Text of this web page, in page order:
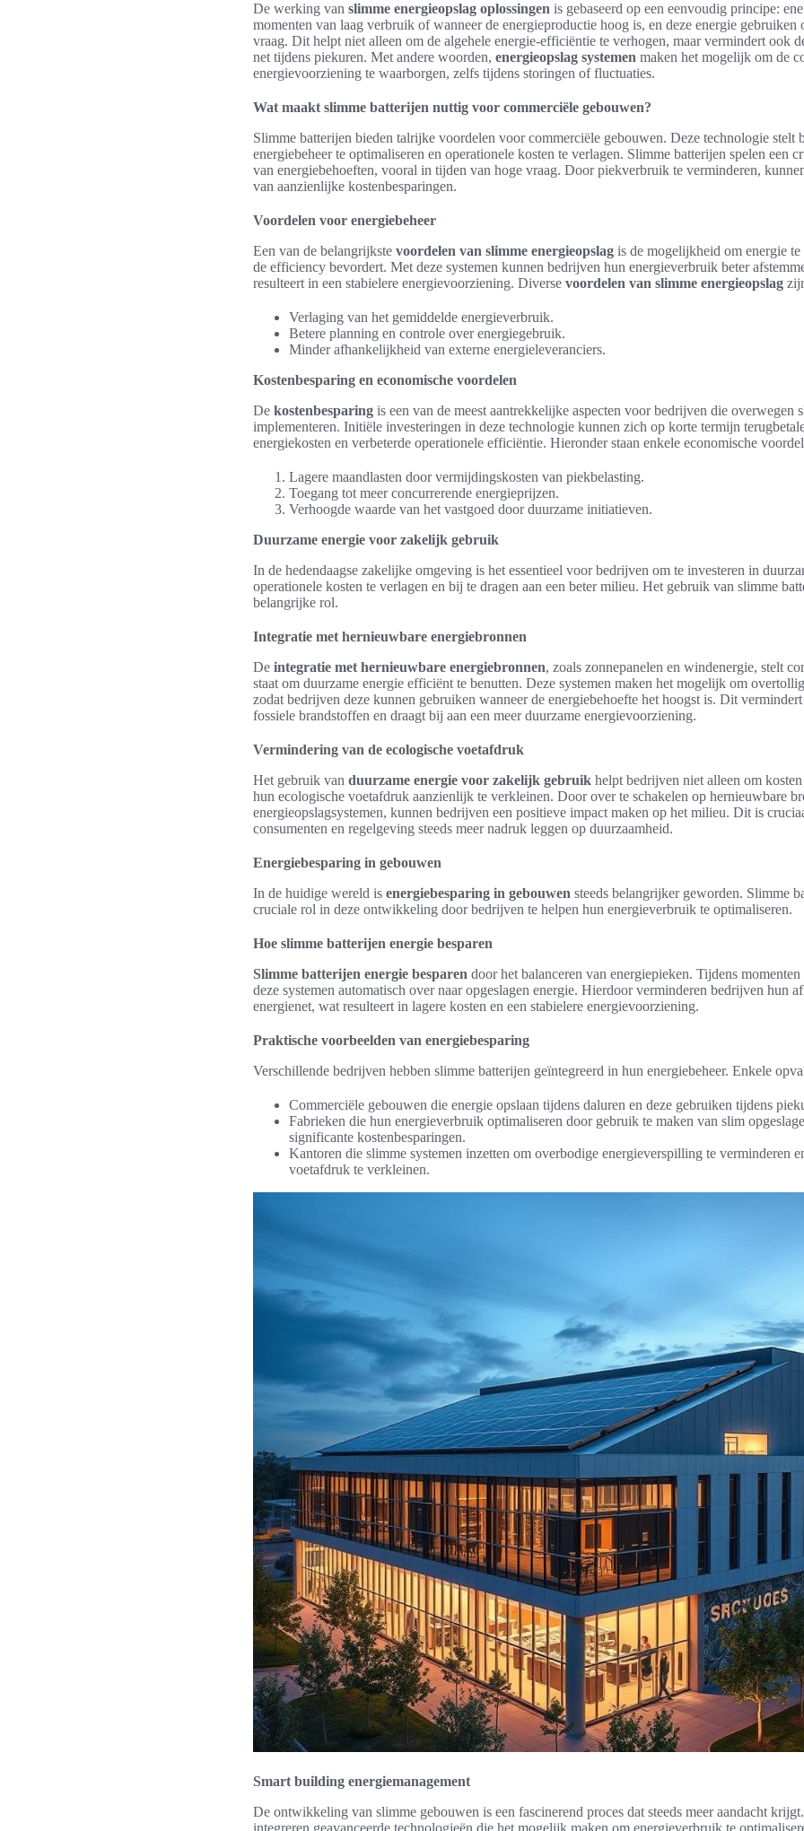
De werking van slimme energieopslag oplossingen is gebaseerd op een eenvoudig principe:
momenten van laag verbruik of wanneer de energieproductie hoog is, en deze energie gebruiken
vraag. Dit helpt niet alleen om de algehele energie-efficiëntie te verhogen, maar vermindert ook
net tijdens piekuren. Met andere woorden, energieopslag systemen maken het mogelijk om de
energievoorziening te waarborgen, zelfs tijdens storingen of fluctuaties.
Wat maakt slimme batterijen nuttig voor commerciële gebouwen?
Slimme batterijen bieden talrijke voordelen voor commerciële gebouwen. Deze technologie stelt
energiebeheer te optimaliseren en operationele kosten te verlagen. Slimme batterijen spelen een
van energiebehoeften, vooral in tijden van hoge vraag. Door piekverbruik te verminderen,
van aanzienlijke kostenbesparingen.
Voordelen voor energiebeheer
Een van de belangrijkste voordelen van slimme energieopslag is de mogelijkheid om energie
de efficiency bevordert. Met deze systemen kunnen bedrijven hun energieverbruik beter
resulteert in een stabielere energievoorziening. Diverse voordelen van slimme energieopslag
Verlaging van het gemiddelde energieverbruik.
Betere planning en controle over energiegebruik.
Minder afhankelijkheid van externe energieleveranciers.
Kostenbesparing en economische voordelen
De kostenbesparing is een van de meest aantrekkelijke aspecten voor bedrijven die overwegen
implementeren. Initiële investeringen in deze technologie kunnen zich op korte termijn
energiekosten en verbeterde operationele efficiëntie. Hieronder staan enkele economische
Lagere maandlasten door vermijdingskosten van piekbelasting.
Toegang tot meer concurrerende energieprijzen.
Verhoogde waarde van het vastgoed door duurzame initiatieven.
Duurzame energie voor zakelijk gebruik
In de hedendaagse zakelijke omgeving is het essentieel voor bedrijven om te investeren in
operationele kosten te verlagen en bij te dragen aan een beter milieu. Het gebruik van slimme
belangrijke rol.
Integratie met hernieuwbare energiebronnen
De integratie met hernieuwbare energiebronnen, zoals zonnepanelen en windenergie, stelt
staat om duurzame energie efficiënt te benutten. Deze systemen maken het mogelijk om
zodat bedrijven deze kunnen gebruiken wanneer de energiebehoefte het hoogst is. Dit
fossiele brandstoffen en draagt bij aan een meer duurzame energievoorziening.
Vermindering van de ecologische voetafdruk
Het gebruik van duurzame energie voor zakelijk gebruik helpt bedrijven niet alleen om
hun ecologische voetafdruk aanzienlijk te verkleinen. Door over te schakelen op hernieuwbare
energieopslagsystemen, kunnen bedrijven een positieve impact maken op het milieu. Dit is
consumenten en regelgeving steeds meer nadruk leggen op duurzaamheid.
Energiebesparing in gebouwen
In de huidige wereld is energiebesparing in gebouwen steeds belangrijker geworden. Slimme
cruciale rol in deze ontwikkeling door bedrijven te helpen hun energieverbruik te optimaliseren.
Hoe slimme batterijen energie besparen
Slimme batterijen energie besparen door het balanceren van energiepieken. Tijdens
deze systemen automatisch over naar opgeslagen energie. Hierdoor verminderen bedrijven hun
energienet, wat resulteert in lagere kosten en een stabielere energievoorziening.
Praktische voorbeelden van energiebesparing
Verschillende bedrijven hebben slimme batterijen geïntegreerd in hun energiebeheer. Enkele
Commerciële gebouwen die energie opslaan tijdens daluren en deze gebruiken tijdens
Fabrieken die hun energieverbruik optimaliseren door gebruik te maken van slim
significante kostenbesparingen.
Kantoren die slimme systemen inzetten om overbodige energieverspilling te verminderen
voetafdruk te verkleinen.
Smart building energiemanagement
De ontwikkeling van slimme gebouwen is een fascinerend proces dat steeds meer aandacht